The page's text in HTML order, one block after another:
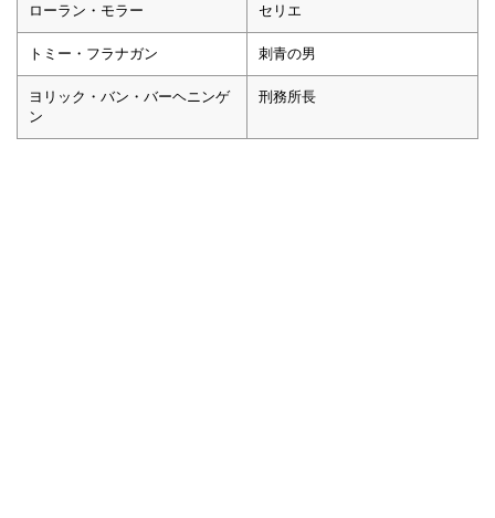
ローラン・モラー セリエ
トミー・フラナガン 刺青の男
ヨリック・バン・バーヘニンゲ
ン
刑務所長